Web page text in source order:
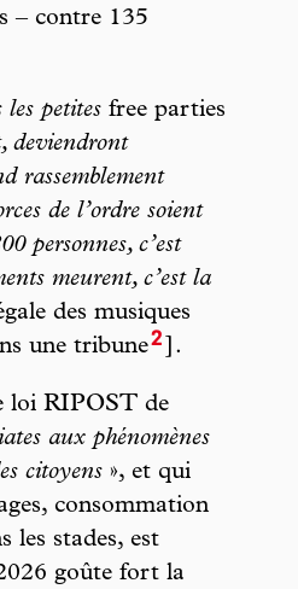
– contre 135
les petites free parties
deviendront
rassemblement
de l’ordre soient
personnes, c’est
meurent, c’est la
des musiques
une tribune2 ].
loi RIPOST de
aux phénomènes
citoyens », et qui
consommation
les stades, est
goûte fort la